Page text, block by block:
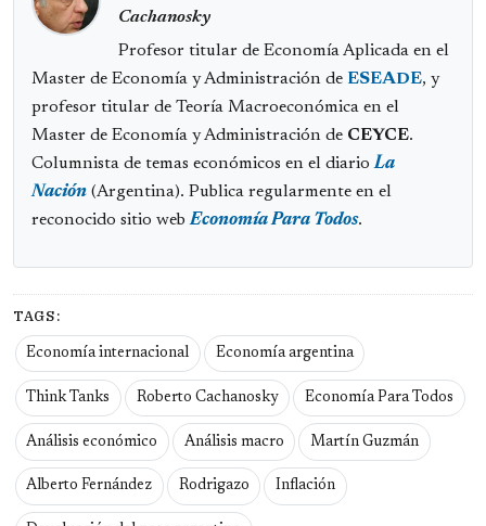
Cachanosky
Profesor titular de Economía Aplicada en el
Master de Economía y Administración de ESEADE, y
profesor titular de Teoría Macroeconómica en el
Master de Economía y Administración de CEYCE.
Columnista de temas económicos en el diarioLa
Nación (Argentina). Publica regularmente en el
reconocido sitio webEconomía Para Todos.
TAGS:
Economía internacional Economía argentina
Think Tanks Roberto Cachanosky Economía Para Todos
Análisis económico Análisis macro Martín Guzmán
Alberto Fernández Rodrigazo Inflación